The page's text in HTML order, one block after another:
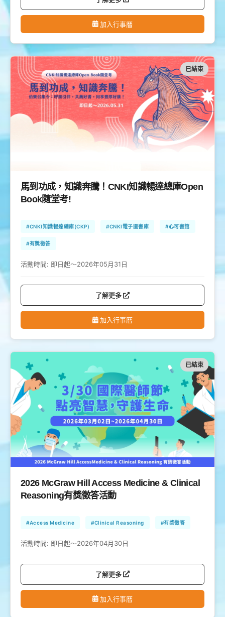
加入行事曆
已結束
馬到功成，知識奔騰！CNKI知識暢達總庫Open
Book隨堂考!
#CNKI知識暢達總庫(CKP) #CNKI電子圖書庫 #心可書館
#有獎徵答
活動時間: 即日起～2026年05月31日
了解更多
加入行事曆
已結束
2026 McGraw Hill Access Medicine & Clinical
Reasoning有獎徵答活動
#Access Medicine #Clinical Reasoning #有獎徵答
活動時間: 即日起～2026年04月30日
了解更多
加入行事曆